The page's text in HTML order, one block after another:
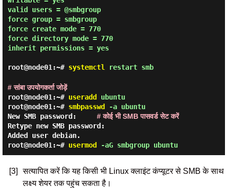
valid users = @smbgroup
force group = smbgroup
force create mode = 770
force directory mode = 770
inherit permissions = yes
root@node01:~# systemctl restart smb
# सांबा उपयोगकर्ता जोड़ें
root@node01:~# useradd ubuntu
root@node01:~# smbpasswd -a ubuntu
New SMB password: # कोई भी SMB पासवर्ड सेट करें
Retype new SMB password:
Added user debian.
root@node01:~# usermod -aG smbgroup ubuntu
[3]
सत्यापित करें कि यह किसी भी Linux क्लाइंट कंप्यूटर से SMB के साथ
लक्ष्य शेयर तक पहुंच सकता है।